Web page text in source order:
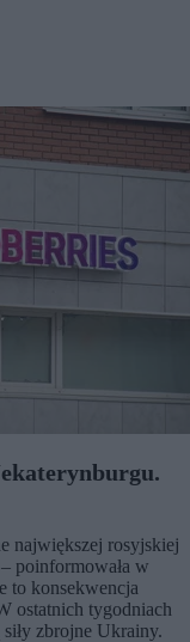
największej rosyjskiej
poinformowała w
to konsekwencja
ostatnich tygodniach
zbrojne Ukrainy.